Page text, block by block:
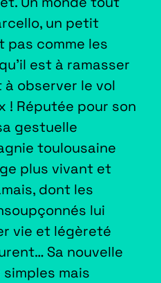
un petit
comme les
est à ramasser
observer le vol
! Réputée pour son
gestuelle
toulousaine
plus vivant et
dont les
lui
vie et légèreté
Sa nouvelle
mais